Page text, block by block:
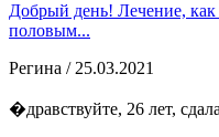
Добрый день! Лечение, как
половым...
Регина / 25.03.2021
�дравствуйте, 26 лет,